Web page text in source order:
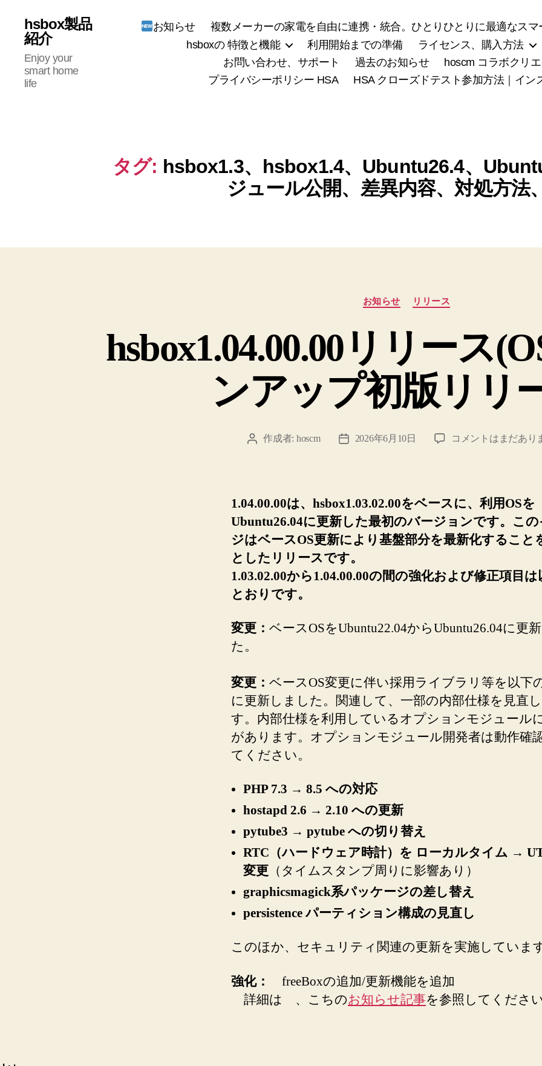
hsbox製品
紹介
Enjoy your
smart home
life
お知らせ
複数メーカーの家電を自由に連携・統合。ひとりひとりに最適なスマ
hsboxの 特徴と機能
利用開始までの準備 ライセンス、購入方法
お問い合わせ、サポート
過去のお知らせ
hoscm コラボクリ
プライバシーポリシー HSA
HSA クローズドテスト参加方法｜イ
タグ: hsbox1.3、hsbox1.4、Ubuntu26.4、
ジュール公開、差異内容、対処方法
カ
テ
リ
ー
お知らせ リリース
hsbox1.04.00.00リリース
ンアップ初版リリ
投
作成者: hoscm
投
2026年6月10日
hsbox1.04.00.00
(OS
バ
ー
ョ
ン
プ
リ
ー
ス)
の
コメントはまだあり
1.04.00.00は、hsbox1.03.02.00をベースに、利用OSを
Ubuntu26.04に更新した最初のバージョンです。こ
ジはベースOS更新により基盤部分を最新化すること
としたリリースです。
1.03.02.00から1.04.00.00の間の強化および修正項目は
とおりです。
変更： ベースOSをUbuntu22.04からUbuntu26.04に更
た。
変更： ベースOS変更に伴い採用ライブラリ等を以下
に更新しました。関連して、一部の内部仕様を見直
す。内部仕様を利用しているオプションモジュール
があります。オプションモジュール開発者は動作確
てください。
PHP 7.3 → 8.5 への対応
hostapd 2.6 → 2.10 への更新
pytube3 → pytube への切り替え
RTC（ハードウェア時計）を ローカルタイム →
変更 （タイムスタンプ周りに影響あり）
graphicsmagick系パッケージの差し替え
persistence パーティション構成の見直し
このほか、セキュリティ関連の更新を実施しています
強化：
freeBoxの追加/更新機能を追加
詳細は 、こちのお知らせ記事を参照してください